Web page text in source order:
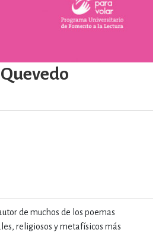
de muchos de los poemas
religiosos y metafísicos más